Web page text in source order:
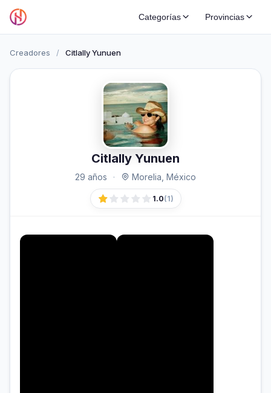
Categorías Provincias
Creadores / Citlally Yunuen
Citlally Yunuen
29 años · Morelia, México
1.0(1)